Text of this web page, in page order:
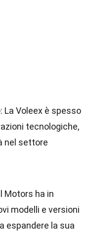
: La Voleex è spesso
tecnologiche,
nel settore
Motors ha in
modelli e versioni
espandere la sua